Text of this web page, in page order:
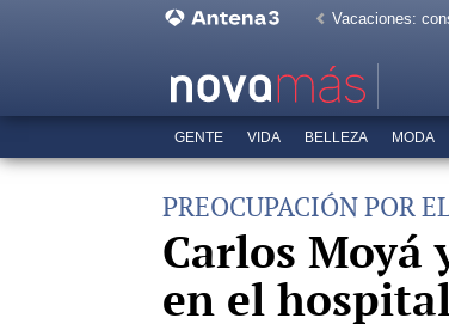
Vacaciones:
GENTE VIDA BELLEZA MODA
PREOCUPACIÓN POR
Carlos Moyá
en el